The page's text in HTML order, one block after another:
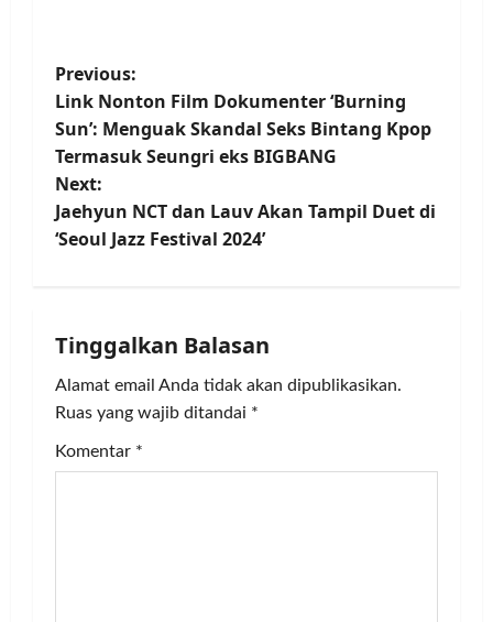
P
o
s
t
v
i
g
Previous:
Link Nonton Film Dokumenter ‘Burning
Sun’: Menguak Skandal Seks Bintang Kpop
Termasuk Seungri eks BIGBANG
Next:
Jaehyun NCT dan Lauv Akan Tampil Duet di
‘Seoul Jazz Festival 2024’
Tinggalkan Balasan
Alamat email Anda tidak akan dipublikasikan.
Ruas yang wajib ditandai *
Komentar *